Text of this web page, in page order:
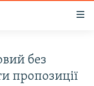
без
пропозиції